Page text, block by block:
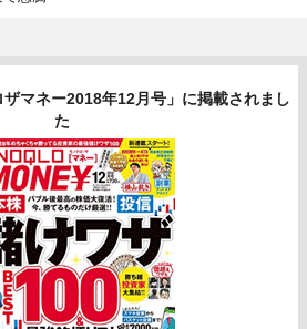
マネー2018年12月号」に掲載されまし
た